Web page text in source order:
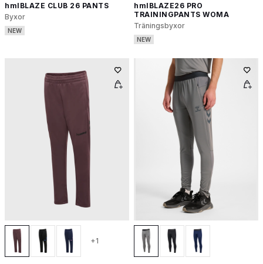
hmlBLAZE CLUB 26 PANTS
Byxor
NEW
hmlBLAZE26 PRO
TRAININGPANTS WOMA
Träningsbyxor
NEW
+1